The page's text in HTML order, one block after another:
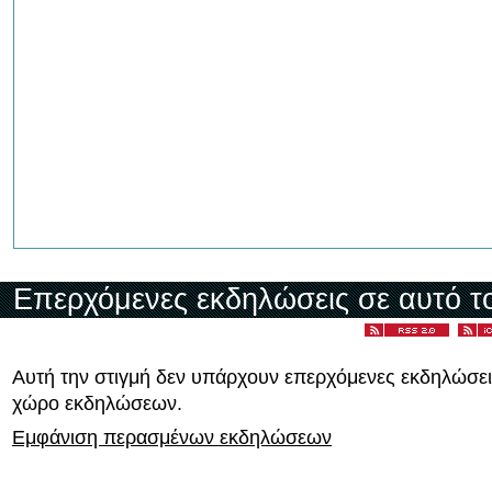
Επερχόμενες εκδηλώσεις σε αυτό
Αυτή την στιγμή δεν υπάρχουν επερχόμενες
χώρο εκδηλώσεων.
Εμφάνιση περασμένων εκδηλώσεων